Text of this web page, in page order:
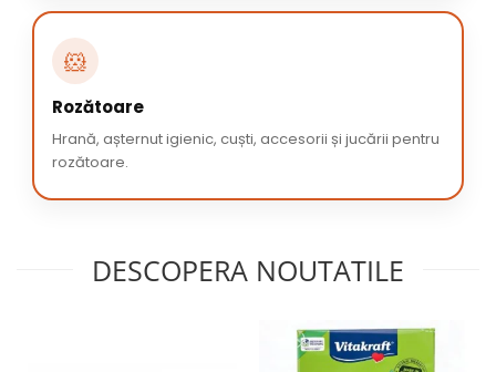
🐹
Rozătoare
Hrană, așternut igienic, cuști, accesorii și jucării pentru
rozătoare.
DESCOPERA NOUTATILE